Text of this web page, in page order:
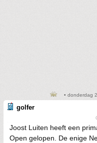
• donderdag
golfer
Joost Luiten heeft een
Open gelopen. De enige